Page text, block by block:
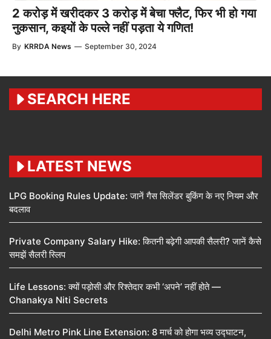
2 करोड़ में खरीदकर 3 करोड़ में बेचा फ्लैट, फिर भी हो गया
नुकसान, कइयों के पल्ले नहीं पड़ता ये गणित!
By KRRDA News — September 30, 2024
SEARCH HERE
LATEST NEWS
LPG Booking Rules Update: जानें गैस सिलेंडर बुकिंग के नए नियम और
बदलाव
Private Company Salary Hike: कितनी बढ़ेगी आपकी सैलरी? जानें कैसे
समझें सैलरी स्लिप
Life Lessons: क्यों पड़ोसी और रिश्तेदार कभी ‘अपने’ नहीं होते —
Chanakya Niti Secrets
Delhi Metro Pink Line Extension: 8 मार्च को होगा भव्य उद्घाटन,